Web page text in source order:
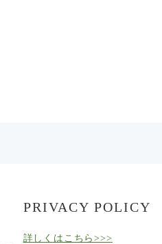
PRIVACY POLICY
詳しくはこちら>>>